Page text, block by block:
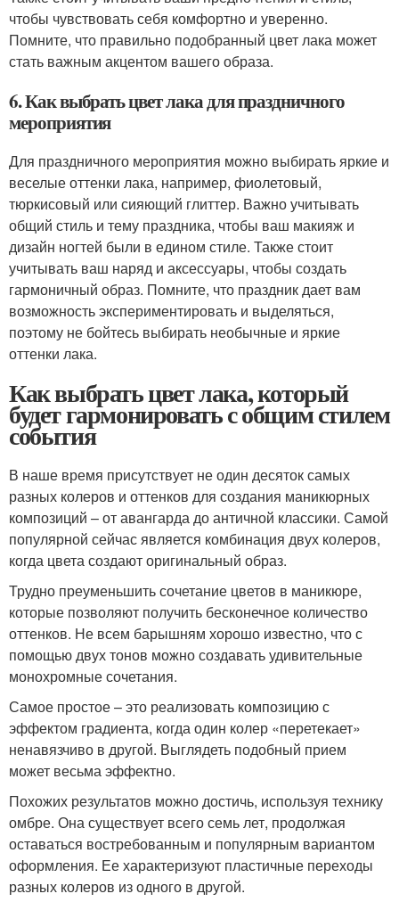
чтобы чувствовать себя комфортно и уверенно.
Помните, что правильно подобранный цвет лака может
стать важным акцентом вашего образа.
6. Как выбрать цвет лака для праздничного
мероприятия
Для праздничного мероприятия можно выбирать яркие и
веселые оттенки лака, например, фиолетовый,
тюркисовый или сияющий глиттер. Важно учитывать
общий стиль и тему праздника, чтобы ваш макияж и
дизайн ногтей были в едином стиле. Также стоит
учитывать ваш наряд и аксессуары, чтобы создать
гармоничный образ. Помните, что праздник дает вам
возможность экспериментировать и выделяться,
поэтому не бойтесь выбирать необычные и яркие
оттенки лака.
Как выбрать цвет лака, который
будет гармонировать с общим стилем
события
В наше время присутствует не один десяток самых
разных колеров и оттенков для создания маникюрных
композиций – от авангарда до античной классики. Самой
популярной сейчас является комбинация двух колеров,
когда цвета создают оригинальный образ.
Трудно преуменьшить сочетание цветов в маникюре,
которые позволяют получить бесконечное количество
оттенков. Не всем барышням хорошо известно, что с
помощью двух тонов можно создавать удивительные
монохромные сочетания.
Самое простое – это реализовать композицию с
эффектом градиента, когда один колер «перетекает»
ненавязчиво в другой. Выглядеть подобный прием
может весьма эффектно.
Похожих результатов можно достичь, используя технику
омбре. Она существует всего семь лет, продолжая
оставаться востребованным и популярным вариантом
оформления. Ее характеризуют пластичные переходы
разных колеров из одного в другой.